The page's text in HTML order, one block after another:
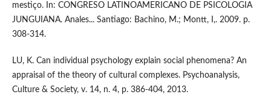
mestiço. In: CONGRESO LATINOAMERICANO DE PSICOLOGIA
JUNGUIANA. Anales... Santiago: Bachino, M.; Montt, I,. 2009. p.
308-314.
LU, K. Can individual psychology explain social phenomena? An
appraisal of the theory of cultural complexes. Psychoanalysis,
Culture & Society, v. 14, n. 4, p. 386-404, 2013.